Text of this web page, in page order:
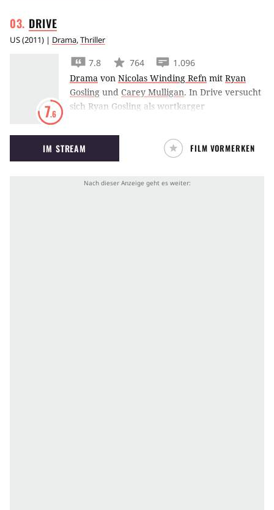
DRIVE
US(2011) | Drama,Thriller
7.6
7.8 764
1.096
Drama von Nicolas Winding Refn mit Ryan
Gosling und Carey Mulligan. In Drive versucht
sich Ryan Gosling als wortkarger
seine Nachbarin Carey Mulligan nimmt er es
sogar mit der lokalen Mafia auf.
IM STREAM FILM VORMERKEN